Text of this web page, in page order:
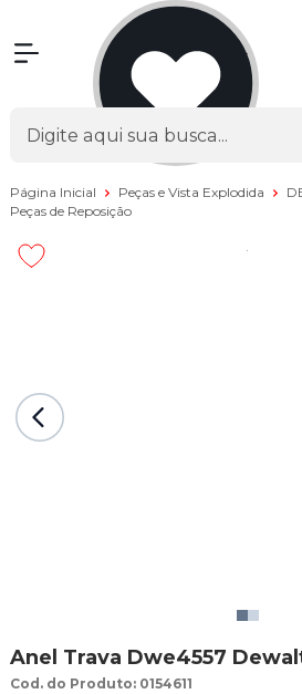
Página Inicial Peças e Vista Explodida
Peças de Reposição
Anel Trava Dwe4557
Cod. do Produto: 0154611